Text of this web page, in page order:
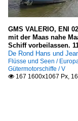
GMS VALERIO, ENI
mit der Maas nahe
Schiff vorbeilassen.
De Rond Hans und
Flüsse und Seen /
Gütermotorschiffe / V
 167 1600x1067 Px,